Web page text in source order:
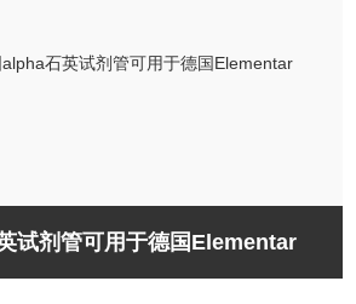
试剂管可用于德国Elementar